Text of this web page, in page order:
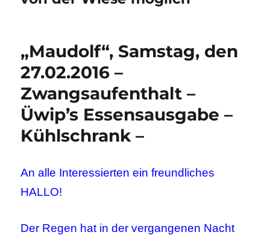
„Maudolf“, Samstag, den
27.02.2016 –
Zwangsaufenthalt –
Üwip’s Essensausgabe –
Kühlschrank –
An alle Interessierten ein freundliches
HALLO!
Der Regen hat in der vergangenen Nacht